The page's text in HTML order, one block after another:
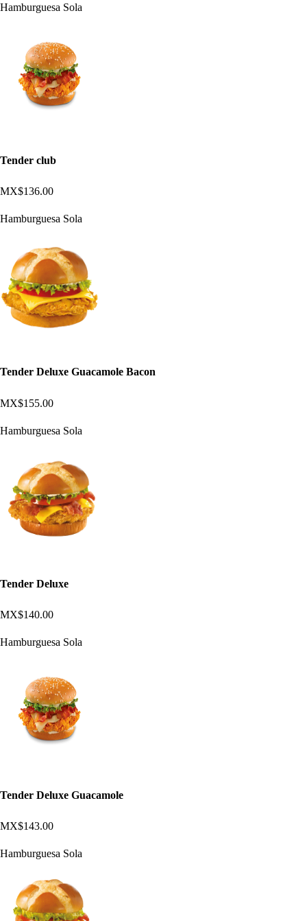
Hamburguesa Sola
Tender club
MX$136.00
Hamburguesa Sola
Tender Deluxe Guacamole Bacon
MX$155.00
Hamburguesa Sola
Tender Deluxe
MX$140.00
Hamburguesa Sola
Tender Deluxe Guacamole
MX$143.00
Hamburguesa Sola